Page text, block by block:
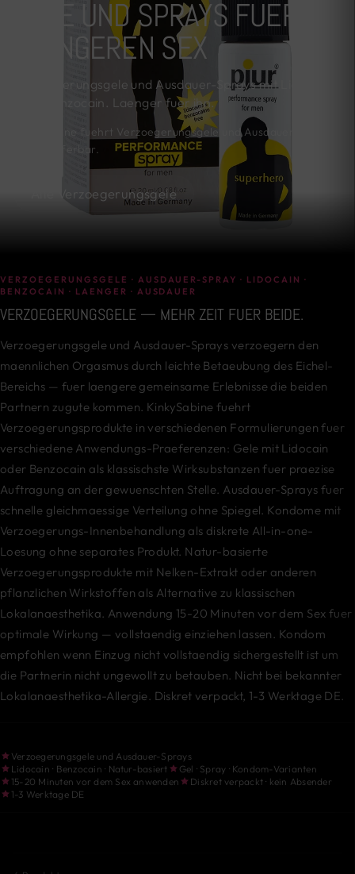
GELE UND SPRAYS FUER
LAENGEREN SEX
Verzoegerungsgele und Ausdauer-Sprays mit Lidocain
oder Benzocain. Laenger fuer ihn.
KinkySabine fuehrt Verzoegerungsgele und Ausdauer-Sprays
sofort lieferbar.
Alle Verzoegerungsgele
VERZOEGERUNGSGELE · AUSDAUER-SPRAY · LIDOCAIN ·
BENZOCAIN · LAENGER · AUSDAUER
VERZOEGERUNGSGELE — MEHR ZEIT FUER BEIDE.
Verzoegerungsgele und Ausdauer-Sprays verzoegern den
maennlichen Orgasmus durch leichte Betaeubung des Eichel-
Bereichs — fuer laengere gemeinsame Erlebnisse die beiden
Partnern zugute kommen. KinkySabine fuehrt
Verzoegerungsprodukte in verschiedenen Formulierungen fuer
verschiedene Anwendungs-Praeferenzen: Gele mit Lidocain
oder Benzocain als klassischste Wirksubstanzen fuer praezise
Auftragung an der gewuenschten Stelle. Ausdauer-Sprays fuer
schnelle gleichmaessige Verteilung ohne Spiegel. Kondome mit
Verzoegerungs-Innenbehandlung als diskrete All-in-one-
Loesung ohne separates Produkt. Natur-basierte
Verzoegerungsprodukte mit Nelken-Extrakt oder anderen
pflanzlichen Wirkstoffen als Alternative zu klassischen
Lokalanaesthetika. Anwendung 15-20 Minuten vor dem Sex fuer
optimale Wirkung — vollstaendig einziehen lassen. Kondom
empfohlen wenn Einzug nicht vollstaendig sichergestellt ist um
die Partnerin nicht ungewollt zu betauben. Nicht bei bekannter
Lokalanaesthetika-Allergie. Diskret verpackt, 1-3 Werktage DE.
Verzoegerungsgele und Ausdauer-Sprays
Lidocain · Benzocain · Natur-basiert
Gel · Spray · Kondom-Varianten
15-20 Minuten vor dem Sex anwenden
Diskret verpackt · kein Absender
1-3 Werktage DE